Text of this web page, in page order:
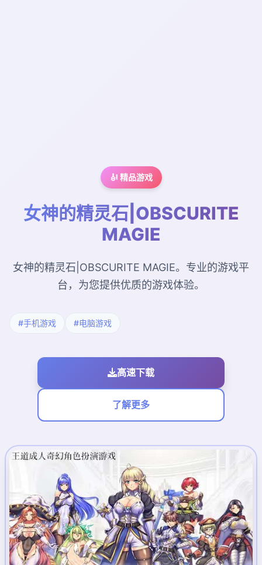
🎻 精品游戏
女神的精灵石|OBSCURITE
MAGIE
女神的精灵石|OBSCURITE MAGIE。专业的游戏平
台，为您提供优质的游戏体验。
#手机游戏 #电脑游戏
高速下载
了解更多